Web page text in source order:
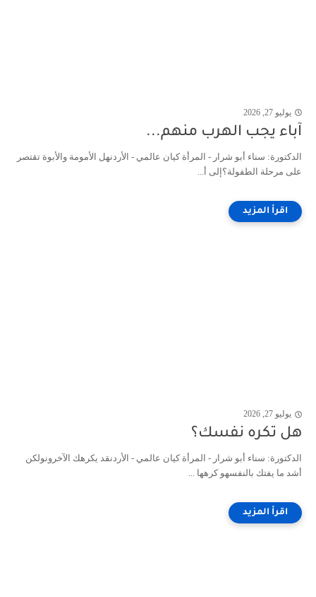
يوليو 27, 2026
آباء يجب الهرب منهم...
الدكتورة: سناء أبو شرار - المرأة كيان عالمي - الأردنهل الأمومة والأبوة تقتصر
على مرحلة الطفولة؟إلى أ...
يوليو 27, 2026
هل تكره نفسك؟
الدكتورة: سناء أبو شرار - المرأة كيان عالمي - الأردنقد يكرهك الآخرونولكن
أشد ما يفتك بالنفسهو كرهها ...